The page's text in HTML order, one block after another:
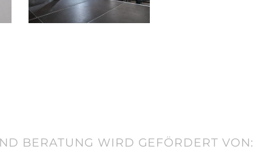
BERATUNG WIRD GEFÖRDERT VON: